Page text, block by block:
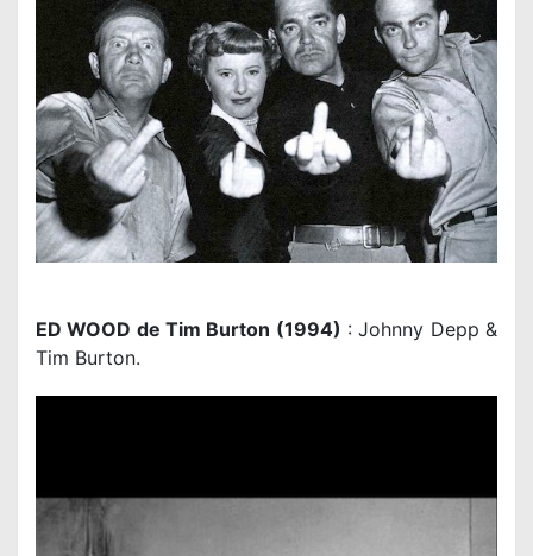
ED WOOD de Tim Burton (1994) : Johnny Depp &
Tim Burton.